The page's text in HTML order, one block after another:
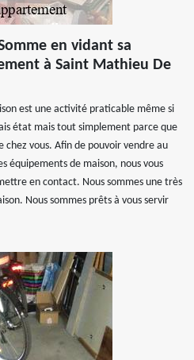
en vidant sa
à Saint Mathieu De
est une activité praticable même si
état mais tout simplement parce que
chez vous. Afin de pouvoir vendre au
équipements de maison, nous vous
en contact. Nous sommes une très
Nous sommes prêts à vous servir